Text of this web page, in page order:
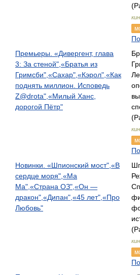
Премьеры. «Дивергент, глава
3: За стеной",«Братья из
Гримсби",«Сахар",«Кэрол",«Как
поднять миллион. Исповедь
Z@drota",«Милый Ханс,
дорогой Пётр"
Новинки. «Шпионский мост",«В
сердце моря",«Ма
Ма",«Страна ОЗ",«Он —
дракон",«Дипан",«45 лет",«Про
Любовь"